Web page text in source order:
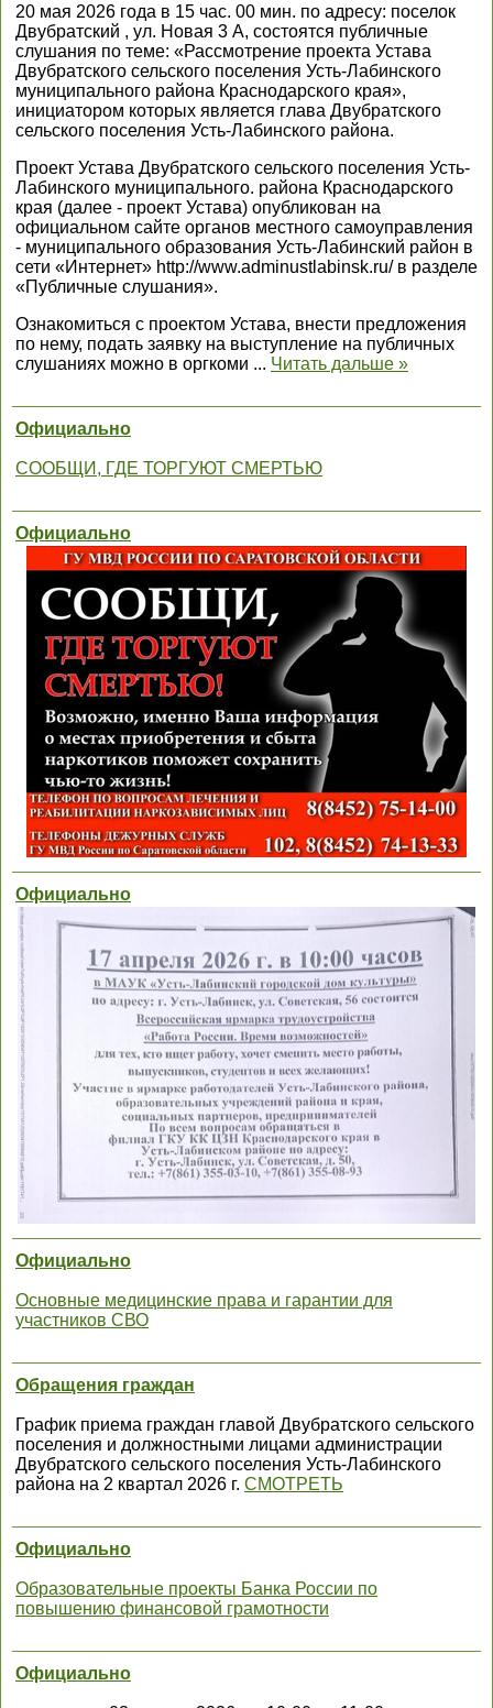
20 мая 2026 года в 15 час. 00 мин. по адресу: поселок
Двубратский , ул. Новая 3 А, состоятся публичные
слушания по теме: «Рассмотрение проекта Устава
Двубратского сельского поселения Усть-Лабинского
муниципального района Краснодарского края»,
инициатором которых является глава Двубратского
сельского поселения Усть-Лабинского района.
Проект Устава Двубратского сельского поселения Усть-
Лабинского муниципального. района Краснодарского
края (далее - проект Устава) опубликован на
официальном сайте органов местного самоуправления
- муниципального образования Усть-Лабинский район в
сети «Интернет» http://www.adminustlabinsk.ru/ в разделе
«Публичные слушания».
Ознакомиться с проектом Устава, внести предложения
по нему, подать заявку на выступление на публичных
слушаниях можно в оргкоми ... Читать дальше »
Официально
СООБЩИ, ГДЕ ТОРГУЮТ СМЕРТЬЮ
Официально
Официально
Официально
Основные медицинские права и гарантии для
участников СВО
Обращения граждан
График приема граждан главой Двубратского сельского
поселения и должностными лицами администрации
Двубратского сельского поселения Усть-Лабинского
района на 2 квартал 2026 г. СМОТРЕТЬ
Официально
Образовательные проекты Банка России по
повышению финансовой грамотности
Официально